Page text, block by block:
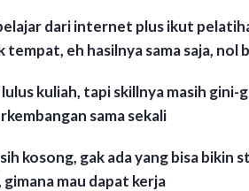
dari internet plus ikut
tempat, eh hasilnya sama saja, nol
kuliah, tapi skillnya masih gini-
sama sekali
kosong, gak ada yang bisa bikin
gimana mau dapat kerja